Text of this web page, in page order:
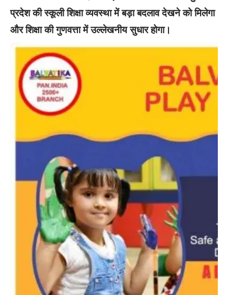
प्रदेश की स्कूली शिक्षा व्यवस्था में बड़ा बदलाव देखने को मिलेगा
और शिक्षा की गुणवत्ता में उल्लेखनीय सुधार होगा।